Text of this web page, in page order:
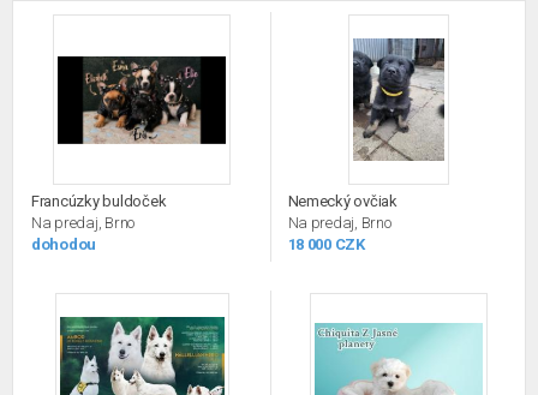
Francúzky buldoček
Na predaj, Brno
dohodou
Nemecký ovčiak
Na predaj, Brno
18 000 CZK